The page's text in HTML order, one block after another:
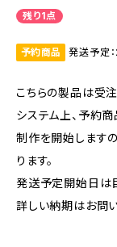
残り1点
予約商品 発送予定
こちらの製品は受注
システム上、予約
制作を開始します
ります。
発送予定開始日は
詳しい納期はお問